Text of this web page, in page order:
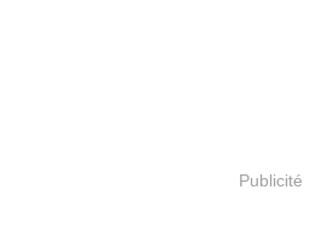
Publicité